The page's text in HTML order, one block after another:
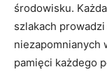
środowisku.‍
szlakach
niezapomnianych
pamięci każdego